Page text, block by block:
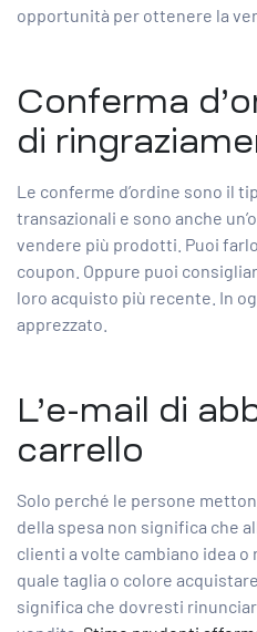
opportunità per ottenere la
Conferma
di
Le conferme d’ordine sono il
transazionali e sono anche
vendere più prodotti. Puoi
coupon. Oppure puoi
loro acquisto più recente. In
apprezzato.
L’e-mail di
carrello
Solo perché le persone
della spesa non significa che
clienti a volte cambiano idea
quale taglia o colore
significa che dovresti